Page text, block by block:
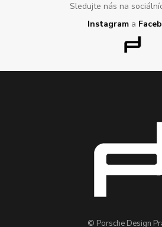
Sledujte nás na
Instagram a
© Porsche Design